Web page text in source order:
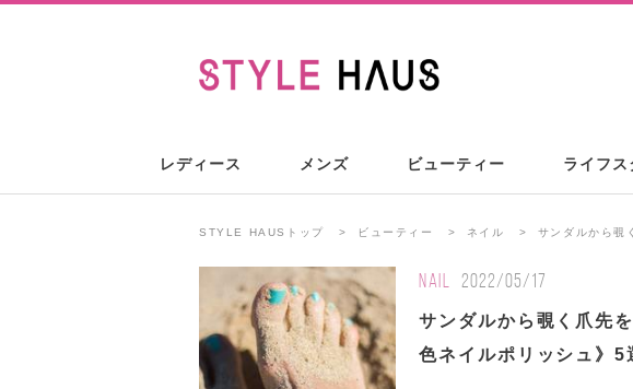
レディース メンズ ビューティー ライフス
STYLE HAUSトップ ビューティー ネイル サンダルから覗
NAIL 2022/05/17
サンダルから覗く爪先
色ネイルポリッシュ》5